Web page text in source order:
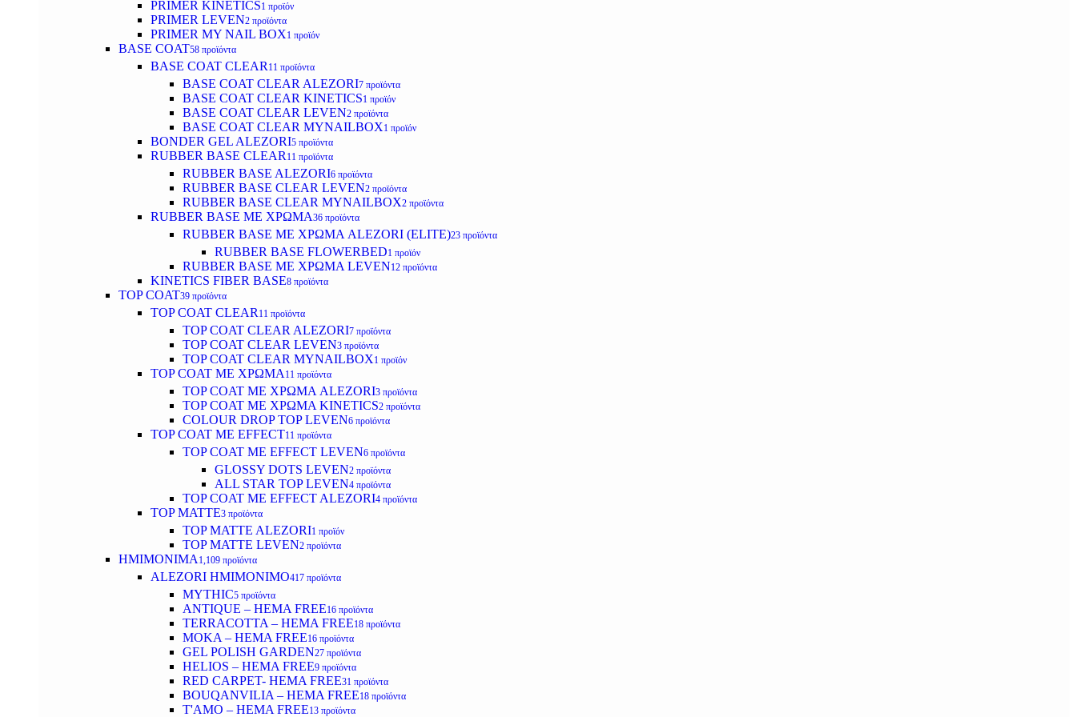
PRIMER KINETICS1 προϊόν
PRIMER LEVEN2 προϊόντα
PRIMER MY NAIL BOX1 προϊόν
BASE COAT58 προϊόντα
BASE COAT CLEAR 11 προϊόντα
BASE COAT CLEAR ALEZORI7 προϊόντα
BASE COAT CLEAR KINETICS1 προϊόν
BASE COAT CLEAR LEVEN2 προϊόντα
BASE COAT CLEAR MYNAILBOX1 προϊόν
BONDER GEL ALEZORI5 προϊόντα
RUBBER BASE CLEAR 11 προϊόντα
RUBBER BASE ALEZORI6 προϊόντα
RUBBER BASE CLEAR LEVEN2 προϊόντα
RUBBER BASE CLEAR MYNAILBOX2 προϊόντα
RUBBER BASE ΜΕ ΧΡΩΜΑ36 προϊόντα
RUBBER BASE ΜΕ ΧΡΩΜΑ ALEZORI (ELITE)23 προϊόντα
RUBBER BASE FLOWERBED1 προϊόν
RUBBER BASE ΜΕ ΧΡΩΜΑ LEVEN12 προϊόντα
KINETICS FIBER BASE8 προϊόντα
TOP COAT39 προϊόντα
TOP COAT CLEAR 11 προϊόντα
TOP COAT CLEAR ALEZORI7 προϊόντα
TOP COAT CLEAR LEVEN3 προϊόντα
TOP COAT CLEAR MYNAILBOX1 προϊόν
TOP COAT ΜΕ ΧΡΩΜΑ 11 προϊόντα
TOP COAT ΜΕ ΧΡΩΜΑ ALEZORI3 προϊόντα
TOP COAT ΜΕ ΧΡΩΜΑ KINETICS2 προϊόντα
COLOUR DROP TOP LEVEN6 προϊόντα
TOP COAT ΜΕ EFFECT11 προϊόντα
TOP COAT ME EFFECT LEVEN6 προϊόντα
GLOSSY DOTS LEVEN2 προϊόντα
ALL STAR TOP LEVEN4 προϊόντα
TOP COAT ME EFFECT ALEZORI4 προϊόντα
TOP MATTE3 προϊόντα
TOP MATTE ALEZORI1 προϊόν
TOP MATTE LEVEN2 προϊόντα
ΗΜΙΜΟΝΙΜΑ 1,109 προϊόντα
ALEZORI ΗΜΙΜΟΝΙΜΟ417 προϊόντα
MYTHIC5 προϊόντα
ANTIQUE – HEMA FREE16 προϊόντα
TERRACOTTA – HEMA FREE18 προϊόντα
MOKA – HEMA FREE16 προϊόντα
GEL POLISH GARDEN27 προϊόντα
HELIOS – HEMA FREE9 προϊόντα
RED CARPET- HEMA FREE31 προϊόντα
BOUQANVILIA – HEMA FREE18 προϊόντα
T'AMO – HEMA FREE13 προϊόντα